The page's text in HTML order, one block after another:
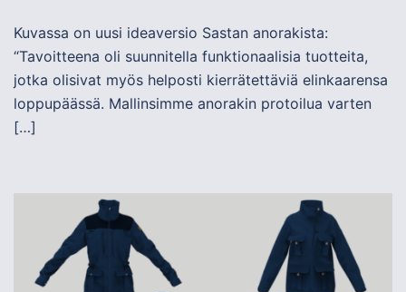
Kuvassa on uusi ideaversio Sastan anorakista:
“Tavoitteena oli suunnitella funktionaalisia tuotteita,
jotka olisivat myös helposti kierrätettäviä elinkaarensa
loppupäässä. Mallinsimme anorakin protoilua varten
[…]